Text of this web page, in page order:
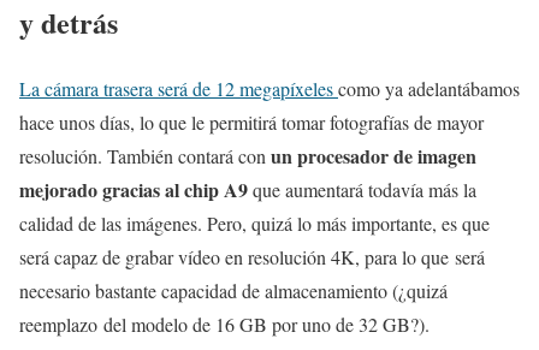
y detrás
La cámara trasera será de 12 megapíxelescomo ya adelantábamos
hace unos días, lo que le permitirá tomar fotografías de mayor
resolución. También contará con un procesador de imagen
mejorado gracias al chip A9que aumentará todavía más la
calidad de las imágenes. Pero, quizá lo más importante, es que
será capaz de grabar vídeo en resolución 4K, para lo que será
necesario bastante capacidad de almacenamiento (¿quizá
reemplazo del modelo de 16 GB por uno de 32 GB?).